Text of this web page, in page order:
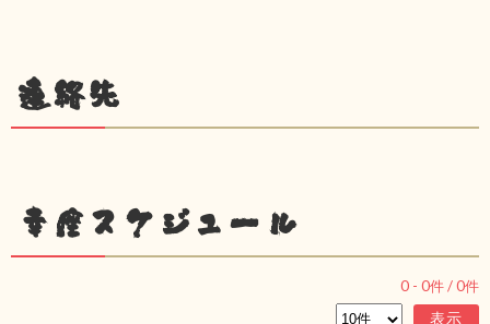
連絡先
幸座スケジュール
0 - 0件 /0件